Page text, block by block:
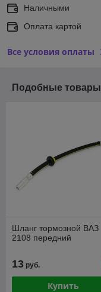
Наличными
Оплата картой
Все условия оплаты
Подобные
Шланг тормозной ВАЗ
2108 передний
13 руб.
Купить